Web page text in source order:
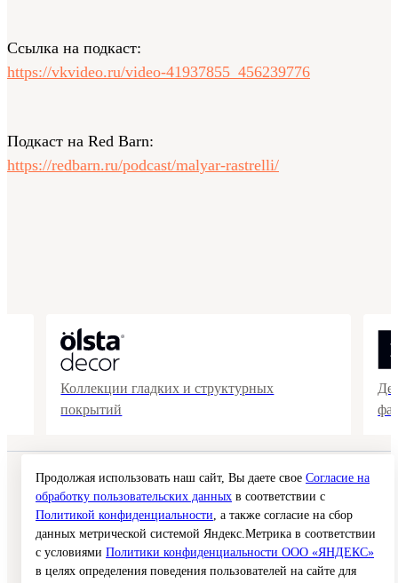
Ссылка на подкаст:
https://vkvideo.ru/video-41937855_456239776
Подкаст на Red Barn:
https://redbarn.ru/podcast/malyar-rastrelli/
Коллекции гладких и структурных
покрытий
© 2026 Interra Deco Group
Политика конфиденциальности
Согласие на обработку персональных данных
Публичная оферта
Карта сайта
Создание сайта —
Продолжая использовать наш сайт, Вы даете свое Согласие на
обработку пользовательских данных в соответствии с
Политикой конфиденциальности, а также согласие на сбор
данных метрической системой Яндекс.Метрика в соответствии
с условиями Политики конфиденциальности ООО «ЯНДЕКС»
в целях определения поведения пользователей на сайте для